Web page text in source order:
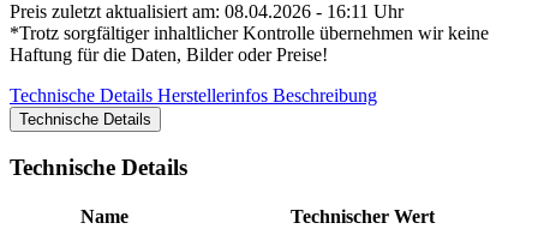
Preis zuletzt aktualisiert am: 08.04.2026 - 16:11 Uhr
*Trotz sorgfältiger inhaltlicher Kontrolle übernehmen wir keine
Haftung für die Daten, Bilder oder Preise!
Technische Details Herstellerinfos Beschreibung
Technische Details
Technische Details
Name
Technischer Wert